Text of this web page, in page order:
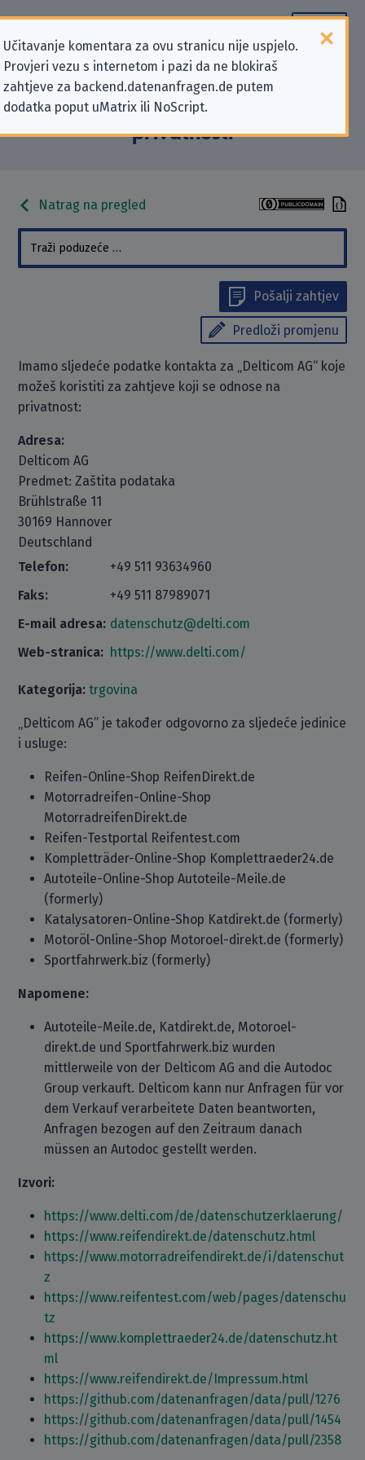
Učitavanje komentara za ovu stranicu nije uspjelo.
Provjeri vezu s internetom i pazi da ne blokiraš
zahtjeve za backend.datenanfragen.de putem
dodatka poput uMatrix ili NoScript.
Podaci kontakta „Delticom AG” koji
se odnose na zahtjeve za zaštitu
privatnosti
Natrag na pregled
Pošalji zahtjev
Predloži promjenu
Imamo sljedeće podatke kontakta za „Delticom AG“ koje
možeš koristiti za zahtjeve koji se odnose na
privatnost:
Adresa:
Delticom AG
Predmet: Zaštita podataka
Brühlstraße 11
30169 Hannover
Deutschland
Telefon:
+49 511 93634960
Faks:
+49 511 87989071
E-mail adresa: datenschutz@delti.com
Web-stranica: https://www.delti.com/
Kategorija: trgovina
„Delticom AG” je također odgovorno za sljedeće jedinice
i usluge:
Reifen-Online-Shop ReifenDirekt.de
Motorradreifen-Online-Shop
MotorradreifenDirekt.de
Reifen-Testportal Reifentest.com
Kompletträder-Online-Shop Komplettraeder24.de
Autoteile-Online-Shop Autoteile-Meile.de
(formerly)
Katalysatoren-Online-Shop Katdirekt.de (formerly)
Motoröl-Online-Shop Motoroel-direkt.de (formerly)
Sportfahrwerk.biz (formerly)
Napomene:
Autoteile-Meile.de, Katdirekt.de, Motoroel-
direkt.de und Sportfahrwerk.biz wurden
mittlerweile von der Delticom AG and die Autodoc
Group verkauft. Delticom kann nur Anfragen für vor
dem Verkauf verarbeitete Daten beantworten,
Anfragen bezogen auf den Zeitraum danach
müssen an Autodoc gestellt werden.
Izvori:
https://www.delti.com/de/datenschutzerklaerung/
https://www.reifendirekt.de/datenschutz.html
https://www.motorradreifendirekt.de/i/datenschut
z
https://www.reifentest.com/web/pages/datenschu
tz
https://www.komplettraeder24.de/datenschutz.ht
ml
https://www.reifendirekt.de/Impressum.html
https://github.com/datenanfragen/data/pull/1276
https://github.com/datenanfragen/data/pull/1454
https://github.com/datenanfragen/data/pull/2358